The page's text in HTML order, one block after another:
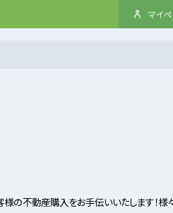
マイ
の不動産購入をお手伝いいたします！様